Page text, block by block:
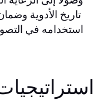
تاريخ الأدوية
استخدامه في